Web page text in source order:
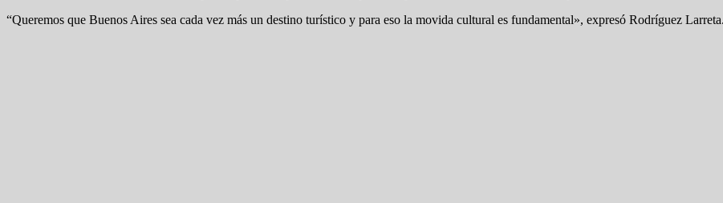
“Queremos que Buenos Aires sea cada vez más un destino turístico y para eso la movida cultural es fundamental», expresó Rodríguez Larreta.